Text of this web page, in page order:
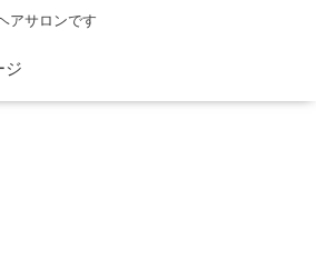
アサロンです
ジ